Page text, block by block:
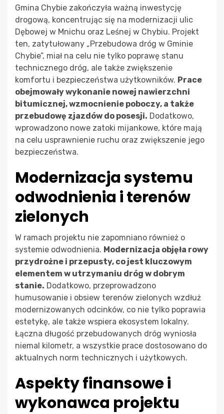
Gmina Chybie zakończyła ważną inwestycję
drogową, koncentrując się na modernizacji ulic
Dębowej w Mnichu oraz Leśnej w Chybiu. Projekt
ten, zatytułowany „Przebudowa dróg w Gminie
Chybie”, miał na celu nie tylko poprawę stanu
technicznego dróg, ale także zwiększenie
komfortu i bezpieczeństwa użytkowników. Prace
obejmowały wykonanie nowej nawierzchni
bitumicznej, wzmocnienie poboczy, a także
przebudowę zjazdów do posesji. Dodatkowo,
wprowadzono nowe zatoki mijankowe, które mają
na celu usprawnienie ruchu oraz zwiększenie jego
bezpieczeństwa.
Modernizacja systemu
odwodnienia i terenów
zielonych
W ramach projektu nie zapomniano również o
systemie odwodnienia. Modernizacja objęła rowy
przydrożne i przepusty, co jest kluczowym
elementem w utrzymaniu dróg w dobrym
stanie. Dodatkowo, przeprowadzono
humusowanie i obsiew terenów zielonych wzdłuż
modernizowanych odcinków, co nie tylko poprawia
estetykę, ale także wspiera ekosystem lokalny.
Łączna długość przebudowanych dróg wyniosła
niemal kilometr, a wszystkie prace dostosowano do
aktualnych norm technicznych i użytkowych.
Aspekty finansowe i
wykonawca projektu